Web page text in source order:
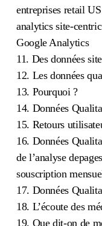
entreprises retail
analytics site-
Google Analytics
11. Des données
12. Les données
13. Pourquoi ?
14. Données
15. Retours
16. Données
de l’analyse
souscription
17. Données
18. L’écoute des
19. Que dit-on de